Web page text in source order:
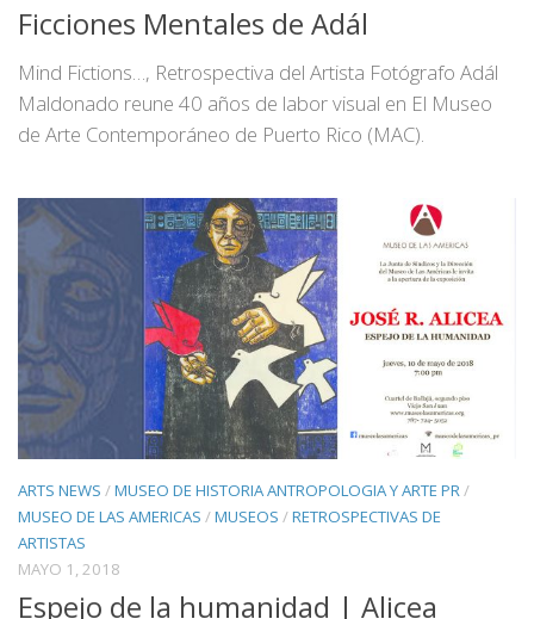
Ficciones Mentales de Adál
Mind Fictions…, Retrospectiva del Artista Fotógrafo Adál
Maldonado reune 40 años de labor visual en El Museo
de Arte Contemporáneo de Puerto Rico (MAC).
ARTS NEWS /MUSEO DE HISTORIA ANTROPOLOGIA Y ARTE PR/
MUSEO DE LAS AMERICAS /MUSEOS /RETROSPECTIVAS DE
ARTISTAS
MAYO 1, 2018
Espejo de la humanidad | Alicea